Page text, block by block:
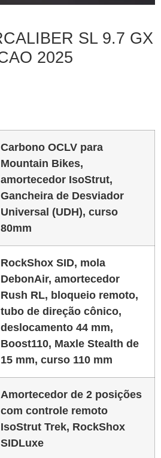
SL 9.7 GX
2025
Carbono OCLV para
Mountain Bikes,
amortecedor IsoStrut,
Gancheira de Desviador
Universal (UDH), curso
80mm
RockShox SID, mola
DebonAir, amortecedor
Rush RL, bloqueio remoto,
tubo de direção cônico,
deslocamento 44 mm,
Boost110, Maxle Stealth de
15 mm, curso 110 mm
Amortecedor de 2 posições
com controle remoto
IsoStrut Trek, RockShox
SIDLuxe